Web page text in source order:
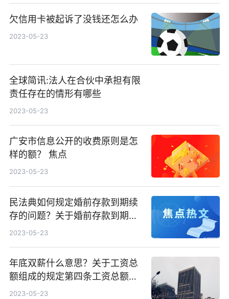
欠信用卡被起诉了没钱还怎么办
2023-05-23
全球简讯:法人在合伙中承担有限
责任存在的情形有哪些
2023-05-23
广安市信息公开的收费原则是怎
样的额？ 焦点
2023-05-23
民法典如何规定婚前存款到期续
存的问题？关于婚前存款到期后
续存还是个人财产吗？
2023-05-23
年底双薪什么意思？关于工资总
额组成的规定第四条工资总额由
哪六个部分组成？
2023-05-23